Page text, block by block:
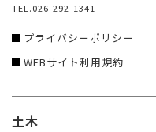
TEL.026-292-1341
プライバシーポリシー
WEBサイト利用規約
土木